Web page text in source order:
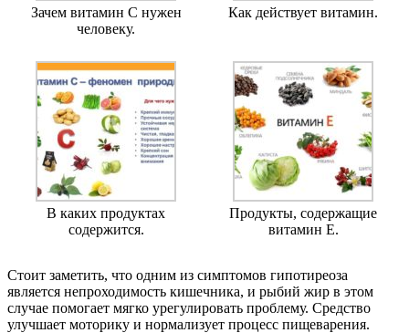
Зачем витамин С нужен
человеку.
Как действует витамин.
В каких продуктах
содержится.
Продукты, содержащие
витамин Е.
Стоит заметить, что одним из симптомов гипотиреоза
является непроходимость кишечника, и рыбий жир в этом
случае помогает мягко урегулировать проблему. Средство
улучшает моторику и нормализует процесс пищеварения.